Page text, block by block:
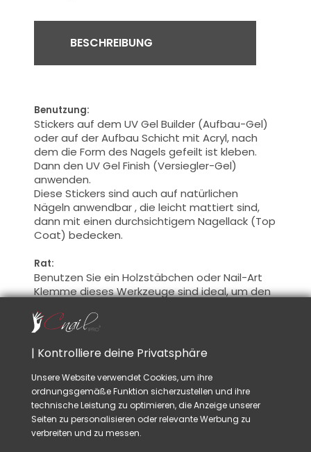
BESCHREIBUNG
Benutzung:
Stickers auf dem UV Gel Builder (Aufbau-Gel)
oder auf der Aufbau Schicht mit Acryl, nach
dem die Form des Nagels gefeilt ist kleben.
Dann den UV Gel Finish (Versiegler-Gel)
anwenden.
Diese Stickers sind auch auf natürlichen
Nägeln anwendbar , die leicht mattiert sind,
dann mit einen durchsichtigem Nagellack (Top
Coat) bedecken.
Rat:
Benutzen Sie ein Holzstäbchen oder Nail-Art
Klemme dieses Werkzeuge sind ideal, um den
anzuwenden.
| Kontrolliere deine Privatsphäre
Unsere Website verwendet Cookies, um ihre
ordnungsgemäße Funktion sicherzustellen und ihre
technische Leistung zu optimieren, die Anzeige unserer
Seiten zu personalisieren oder relevante Werbung zu
verbreiten und zu messen.